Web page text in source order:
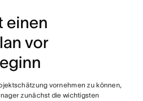
einen
vor
vornehmen zu können,
zunächst die wichtigsten